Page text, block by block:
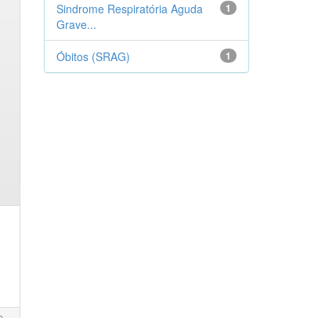
1
Sindrome Respiratória Aguda
Grave...
1
Óbitos (SRAG)